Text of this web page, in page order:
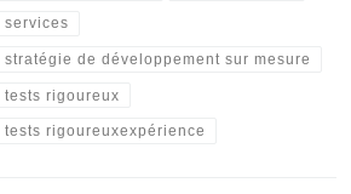
services
stratégie de développement sur mesure
tests rigoureux
tests rigoureuxexpérience